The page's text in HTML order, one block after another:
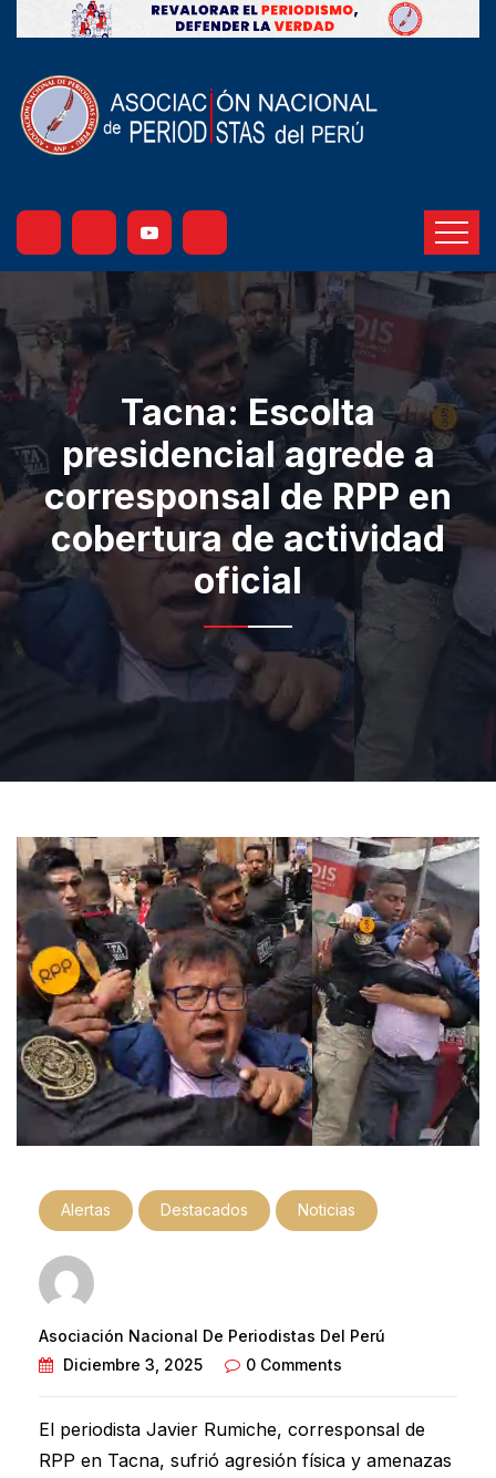
Tacna: Escolta
presidencial agrede a
corresponsal de RPP en
cobertura de actividad
oficial
Alertas Destacados Noticias
Asociación Nacional De Periodistas Del Perú
Diciembre 3, 2025
0 Comments
El periodista Javier Rumiche, corresponsal de
RPP en Tacna, sufrió agresión física y amenazas